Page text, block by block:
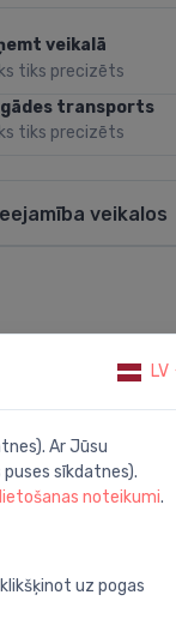
veikalā
tiks precizēts
transports
tiks precizēts
veikalos
LV
Ar Jūsu
sīkdatnes).
noteikumi.
uz pogas